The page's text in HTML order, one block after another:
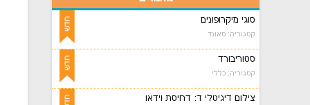
סוגי מיקרופונים
קטגוריה: סאונד
סטוריבורד
קטגוריה: כללי
צילום דיגיטלי ד: דחיסת וידאו